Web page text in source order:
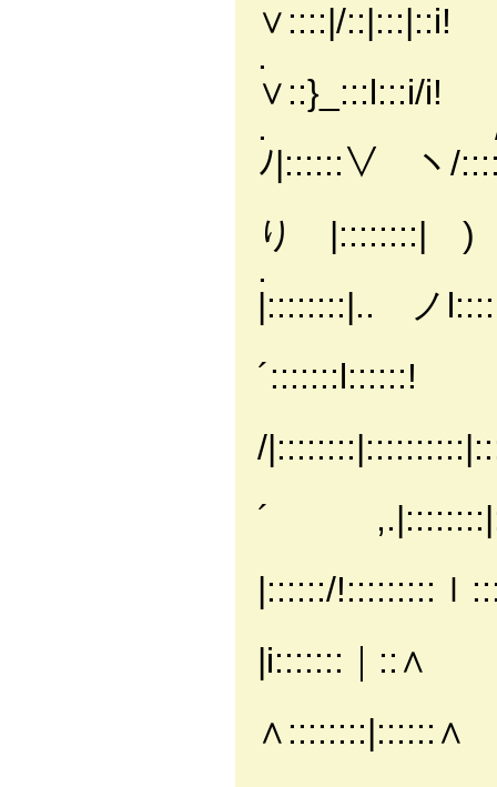
∨::::|/::|:::|::i!
. |/
∨::}_:::l:::i/i!
. / ｜:|
ﾉ|::::::∨ ヽ/
り |::::::::| )
. ヽ
|::::::::|.. ノ
´:::::::l::::::!
/
´
|::::::/!:::::::::ｌ
|i:::::::｜::∧
∧::::::::|::::::∧